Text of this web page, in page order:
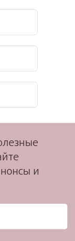
и